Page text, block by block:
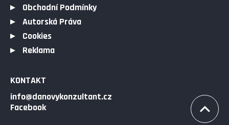
Obchodní Podmínky
Autorská Práva
Cookies
Reklama
KONTAKT
info@danovykonzultant.cz
Facebook